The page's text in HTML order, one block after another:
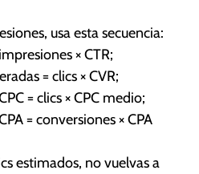
usa esta secuencia:
× CTR;
= clics × CVR;
= clics × CPC medio;
= conversiones × CPA
estimados, no vuelvas a